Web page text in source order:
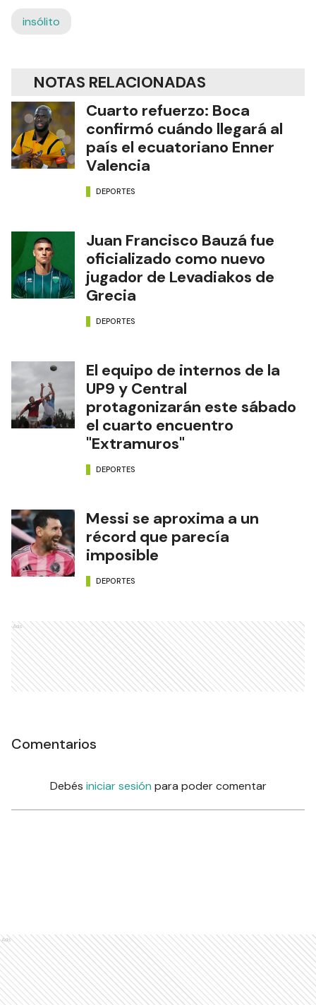
insólito
NOTAS RELACIONADAS
Cuarto refuerzo: Boca
confirmó cuándo llegará al
país el ecuatoriano Enner
Valencia
DEPORTES
Juan Francisco Bauzá fue
oficializado como nuevo
jugador de Levadiakos de
Grecia
DEPORTES
El equipo de internos de la
UP9 y Central
protagonizarán este sábado
el cuarto encuentro
"Extramuros"
DEPORTES
Messi se aproxima a un
récord que parecía
imposible
DEPORTES
Ads
Comentarios
Debés iniciar sesión para poder comentar
Ads